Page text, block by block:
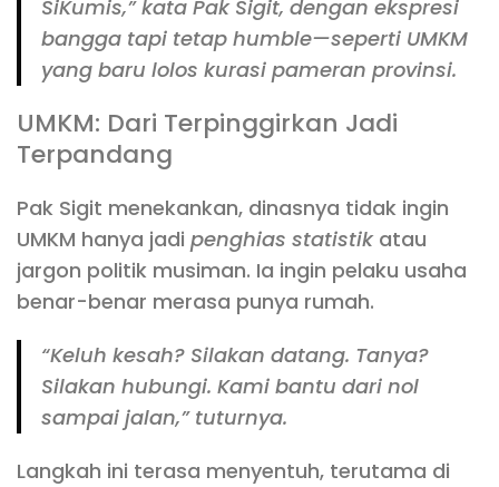
SiKumis,”kata Pak Sigit, dengan ekspresi
bangga tapi tetap humble—seperti UMKM
yang baru lolos kurasi pameran provinsi.
UMKM: Dari Terpinggirkan Jadi
Terpandang
Pak Sigit menekankan, dinasnya tidak ingin
UMKM hanya jadi penghias statistikatau
jargon politik musiman. Ia ingin pelaku usaha
benar-benar merasa punya rumah.
“Keluh kesah? Silakan datang. Tanya?
Silakan hubungi. Kami bantu dari nol
sampai jalan,”tuturnya.
Langkah ini terasa menyentuh, terutama di